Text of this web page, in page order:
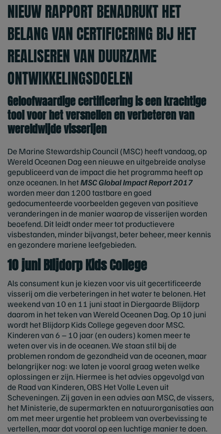
NIEUW RAPPORT BENADRUKT HET
BELANG VAN CERTIFICERING BIJ HET
REALISEREN VAN DUURZAME
ONTWIKKELINGSDOELEN
Geloofwaardige certificering is een krachtige
tool voor het versnellen en verbeteren van
wereldwijde visserijen
De Marine Stewardship Council (MSC) heeft vandaag, op
Wereld Oceanen Dag een nieuwe en uitgebreide analyse
gepubliceerd van de impact die het programma heeft op
onze oceanen. In hetMSC Global Impact Report 2017
worden meer dan 1200 tastbare en goed
gedocumenteerde voorbeelden gegeven van positieve
veranderingen in de manier waarop de visserijen worden
beoefend. Dit leidt onder meer tot productievere
visbestanden, minder bijvangst, beter beheer, meer kennis
en gezondere mariene leefgebieden.
10 juni Blijdorp Kids College
Als consument kun je kiezen voor vis uit gecertificeerde
visserij om die verbeteringen in het water te belonen. Het
weekend van 10 en 11 juni staat in Diergaarde Blijdorp
daarom in het teken van Wereld Oceanen Dag. Op 10 juni
wordt het Blijdorp Kids College gegeven door MSC.
Kinderen van 6 – 10 jaar (en ouders) komen meer te
weten over vis in de oceanen. We staan stil bij de
problemen rondom de gezondheid van de oceanen, maar
belangrijker nog: we laten je vooral graag weten welke
oplossingen er zijn. Hiermee is het advies opgevolgd van
de Raad van Kinderen, OBS Het Volle Leven uit
Scheveningen. Zij gaven in een advies aan MSC, de vissers,
het Ministerie, de supermarkten en natuurorganisaties aan
om met meer urgentie het probleem van overbevissing te
vertellen, maar dat vooral op een luchtige manier te doen.